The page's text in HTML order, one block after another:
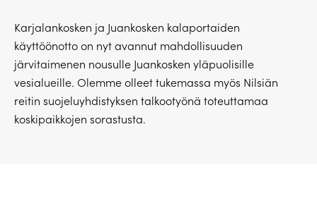
Karjalankosken ja Juankosken kalaportaiden
käyttöönotto on nyt avannut mahdollisuuden
järvitaimenen nousulle Juankosken yläpuolisille
vesialueille. Olemme olleet tukemassa myös Nilsiän
reitin suojeluyhdistyksen talkootyönä toteuttamaa
koskipaikkojen sorastusta.